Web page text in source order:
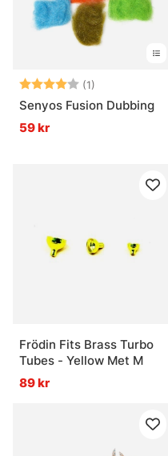
Betyg: (1)
4.0 utav 5
Senyos Fusion Dubbing
59 kr
Frödin Fits Brass Turbo
Tubes - Yellow Met M
89 kr